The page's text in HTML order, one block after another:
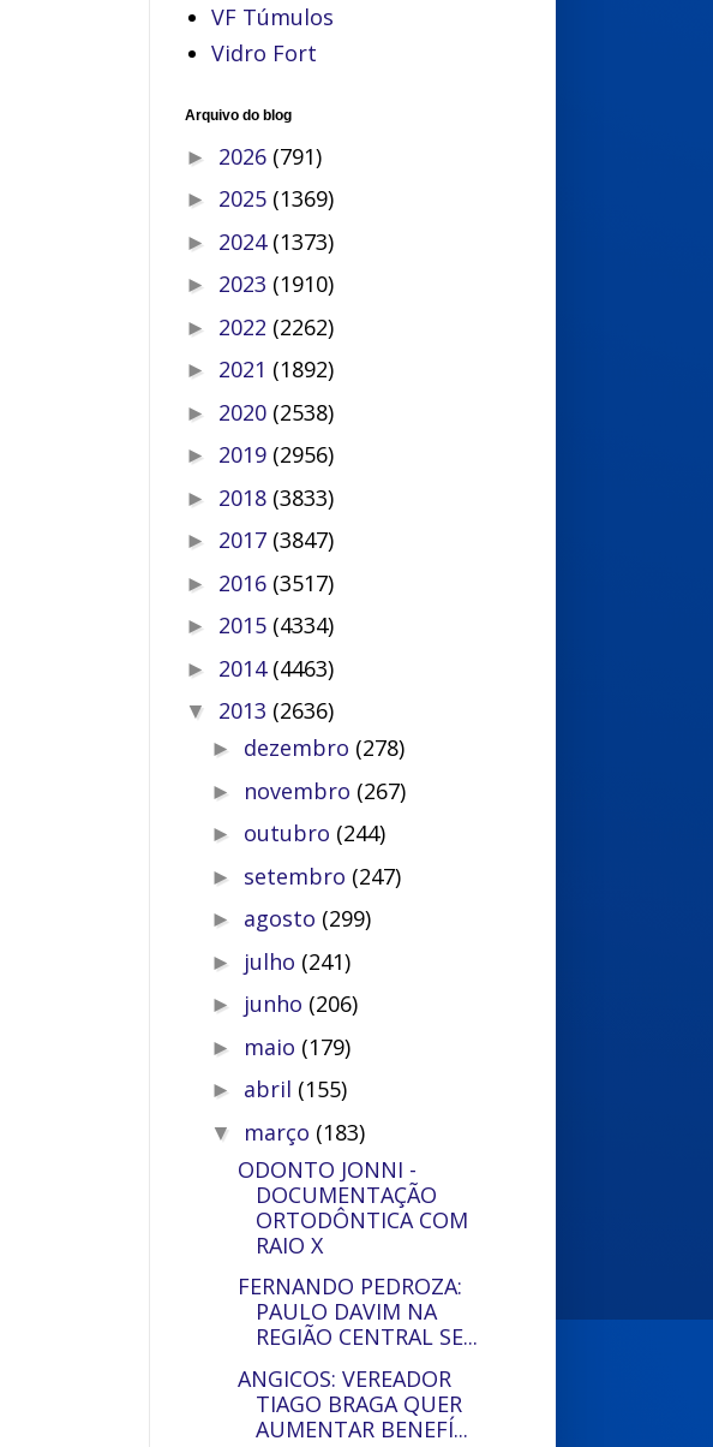
VF Túmulos
Vidro Fort
Arquivo do blog
► 2026 (791)
► 2025 (1369)
► 2024 (1373)
► 2023 (1910)
► 2022 (2262)
► 2021 (1892)
► 2020 (2538)
► 2019 (2956)
► 2018 (3833)
► 2017 (3847)
► 2016 (3517)
► 2015 (4334)
► 2014 (4463)
▼ 2013 (2636)
► dezembro (278)
► novembro (267)
► outubro (244)
► setembro (247)
► agosto (299)
► julho (241)
► junho (206)
► maio (179)
► abril (155)
▼ março (183)
ODONTO JONNI -
DOCUMENTAÇÃO
ORTODÔNTICA COM
RAIO X
FERNANDO PEDROZA:
PAULO DAVIM NA
REGIÃO CENTRAL SE...
ANGICOS: VEREADOR
TIAGO BRAGA QUER
AUMENTAR BENEFÍ...